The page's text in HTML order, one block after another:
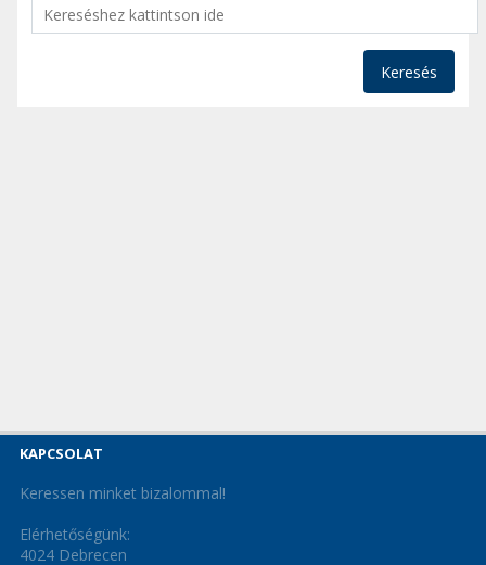
Keresés
KAPCSOLAT
Keressen minket bizalommal!
Elérhetőségünk:
4024 Debrecen